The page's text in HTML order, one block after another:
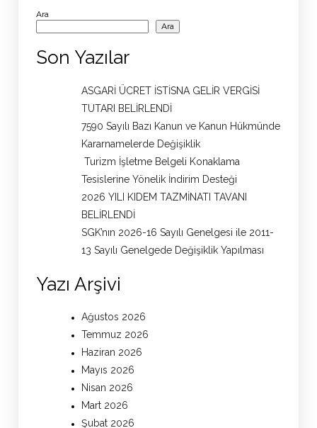
Ara
Ara
Son Yazılar
ASGARİ ÜCRET İSTİSNA GELİR VERGİSİ
TUTARI BELİRLENDİ
7590 Sayılı Bazı Kanun ve Kanun Hükmünde
Kararnamelerde Değişiklik
Turizm İşletme Belgeli Konaklama
Tesislerine Yönelik İndirim Desteği
2026 YILI KIDEM TAZMİNATI TAVANI
BELİRLENDİ
SGK’nın 2026-16 Sayılı Genelgesi ile 2011-
13 Sayılı Genelgede Değişiklik Yapılması
Yazı Arşivi
Ağustos 2026
Temmuz 2026
Haziran 2026
Mayıs 2026
Nisan 2026
Mart 2026
Şubat 2026